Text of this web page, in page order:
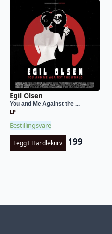
Egil Olsen
You and Me Against the ...
LP
Bestillingsvare
Legg I Handlekurv 199